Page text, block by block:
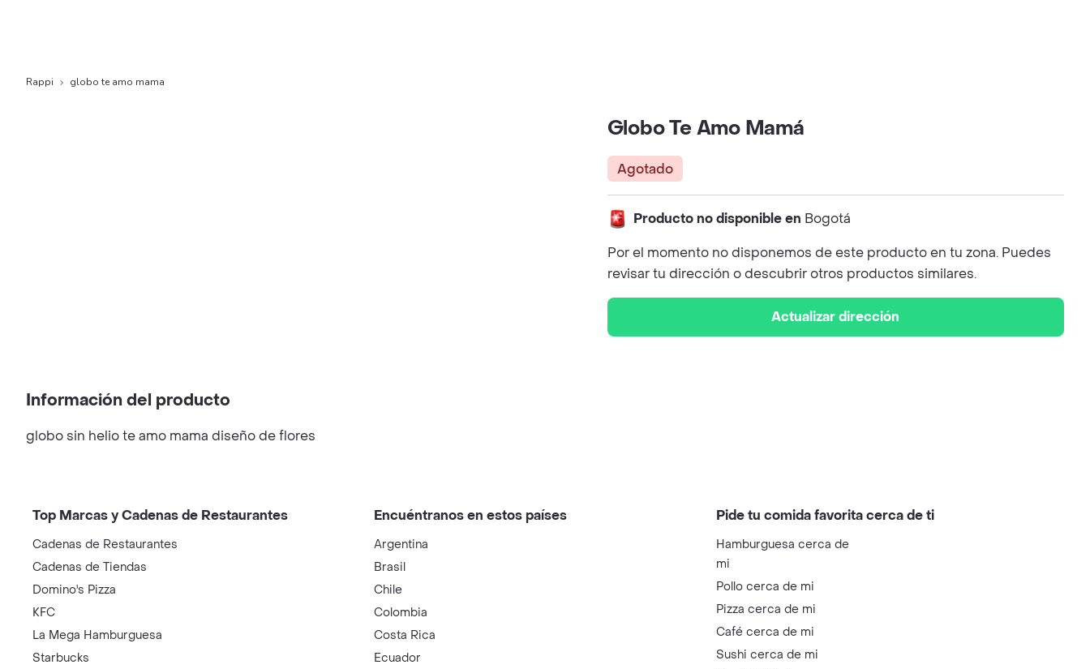
Rappi globo te amo mama
Globo Te Amo Mamá
Agotado
Producto no disponible en Bogotá
Por el momento no disponemos de este producto en tu zona. Puedes
revisar tu dirección o descubrir otros productos similares.
Actualizar dirección
Información del producto
globo sin helio te amo mama diseño de flores
Top Marcas y Cadenas de Restaurantes
Cadenas de Restaurantes
Cadenas de Tiendas
Domino's Pizza
KFC
La Mega Hamburguesa
Starbucks
Encuéntranos en estos países
Argentina
Brasil
Chile
Colombia
Costa Rica
Ecuador
Pide tu comida favorita cerca de ti
Hamburguesa cerca de
mi
Pollo cerca de mi
Pizza cerca de mi
Café cerca de mi
Sushi cerca de mi